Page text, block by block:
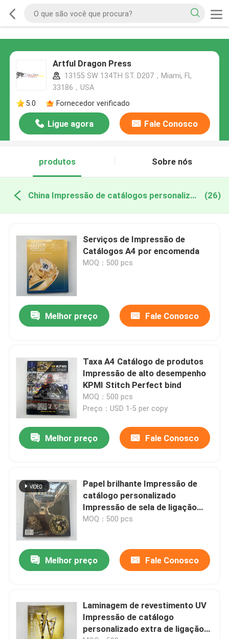
Artful Dragon Press
13155 SW 134TH ST. D207，Miami, FL
33186，USA
5.0
Fornecedor verificado
Ligue agora Fale Conosco
produtos Sobre nós
China Impressão de catálogos personalizados (26)
Serviços de Impressão de
Catálogos A4 por encomenda
MOQ：500 pcs
Melhor preço Fale Conosco
Taxa A4 Catálogo de produtos
Impressão de alto desempenho
KPMI Stitch Perfect bind
MOQ：500 pcs
Preço：USD 1-5 per copy
Melhor preço Fale Conosco
Papel brilhante Impressão de
catálogo personalizado
Impressão de sela de ligação
perfeita Costura A4 A5 A6
MOQ：500 pcs
Melhor preço Fale Conosco
Laminagem de revestimento UV
Impressão de catálogo
personalizado extra de ligação